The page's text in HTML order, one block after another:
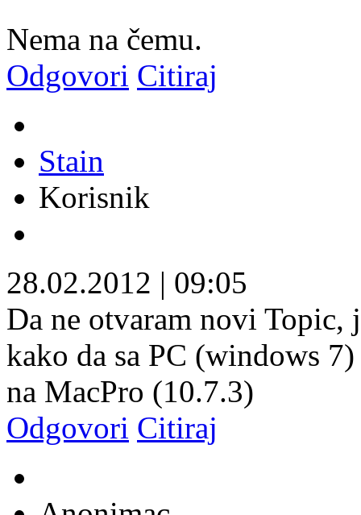
Nema na čemu.
Odgovori Citiraj
Stain
Korisnik
28.02.2012 | 09:05
Da ne otvaram novi
kako da sa PC (windows
na MacPro (10.7.3)
Odgovori Citiraj